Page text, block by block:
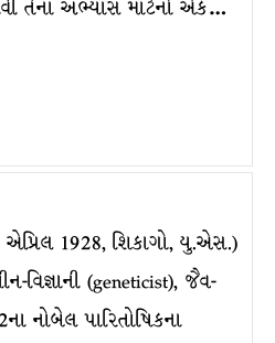
તેના અભ્યાસ માટેનો એક…
1928, શિકાગો, યુ.એસ.)
વિજ્ઞાની (geneticist), જૈવ-
નોબેલ પારિતોષિકના